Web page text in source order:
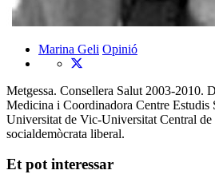
Marina Geli Opinió
Metgessa. Consellera Salut 2003-2010.
Medicina i Coordinadora Centre Estudis
Universitat de Vic-Universitat Central de
socialdemòcrata liberal.
Et pot interessar